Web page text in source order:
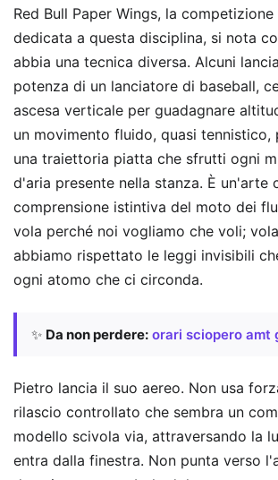
Red Bull Paper Wings, la
dedicata a questa disciplina, si nota
abbia una tecnica diversa. Alcuni
potenza di un lanciatore di baseball,
ascesa verticale per guadagnare
un movimento fluido, quasi tennistico,
una traiettoria piatta che sfrutti ogni
d'aria presente nella stanza. È un'arte
comprensione istintiva del moto dei
vola perché noi vogliamo che voli;
abbiamo rispettato le leggi invisibili
ogni atomo che ci circonda.
✨ Da non perdere: orari sciopero amt
Pietro lancia il suo aereo. Non usa
rilascio controllato che sembra un
modello scivola via, attraversando la
entra dalla finestra. Non punta verso